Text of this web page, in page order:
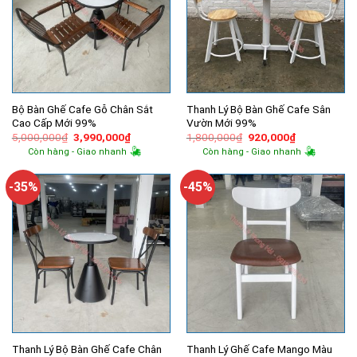
Bộ Bàn Ghế Cafe Gỗ Chân Sắt
Cao Cấp Mới 99%
5,000,000₫ Giá
gốc
là:
3,990,000₫Giá
hiện
tại
3,990,000₫.
Còn hàng - Giao nhanh
Thanh Lý Bộ Bàn Ghế Cafe Sân
Vườn Mới 99%
1,800,000₫ Giá
gốc
là:
920,000₫Giá
hiện
tại
920,000₫.
Còn hàng - Giao nhanh
-35%
Thanh Lý Bộ Bàn Ghế Cafe Chân
-45%
Thanh Lý Ghế Cafe Mango Màu